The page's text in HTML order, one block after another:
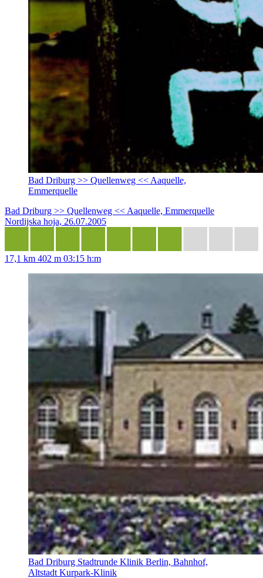
Bad Driburg >> Quellenweg << Aaquelle,
Emmerquelle
Bad Driburg >> Quellenweg << Aaquelle, Emmerquelle
Nordijska hoja, 26.07.2005
17,1 km 402 m 03:15 h:m
Bad Driburg Stadtrunde Klinik Berlin, Bahnhof,
Altstadt Kurpark-Klinik